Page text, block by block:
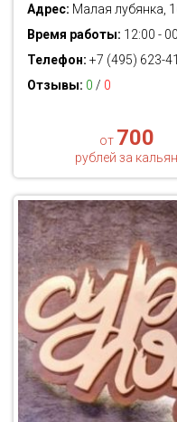
Адрес: Малая лубянка,
Время работы: 12:00 -
Телефон: +7 (495) 623-
Отзывы: 0 / 0
от 700
рублей за кальян